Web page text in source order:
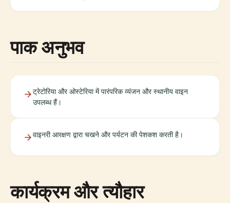
पाक अनुभव
ट्रेटोरिया और ओस्टेरिया में पारंपरिक व्यंजन और स्थानीय वाइन
उपलब्ध हैं।
वाइनरी आरक्षण द्वारा चखने और पर्यटन की पेशकश करती है।
कार्यक्रम और त्यौहार